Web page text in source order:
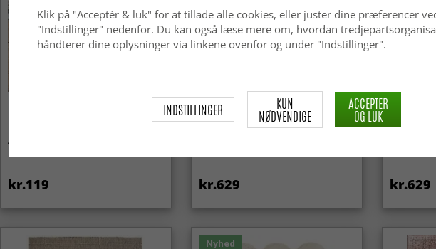
Anti-slip/Skridsikker
kr.119 kr.629 kr.629
Nyhed
Klik på "Acceptér & luk" for at tillade alle cookies, eller juster dine præferencer
"Indstillinger" nedenfor. Du kan også læse mere om, hvordan
håndterer dine oplysninger via linkene ovenfor og under "Indstillinger".
INDSTILLINGER KUN
NØDVENDIGE
ACCEPTER
OG LUK